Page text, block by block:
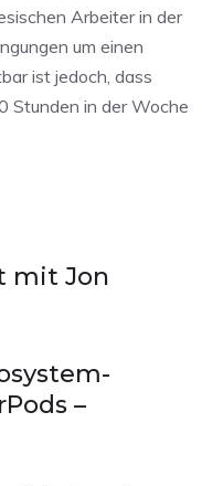
Arbeiter in der
um einen
ist jedoch, dass
Stunden in der Woche
mit Jon
–